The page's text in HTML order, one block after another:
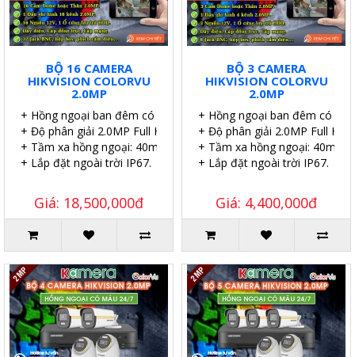
BỘ 16 CAMERA
HIKVISION COLORVU
2.0MP
+ Hồng ngoại ban đêm có màu.
+ Độ phân giải 2.0MP Full HD.
+ Tầm xa hồng ngoại: 40m.
+ Lắp đặt ngoài trời IP67.
Giá: 18,500,000đ
BỘ 3 CAMERA
HIKVISION COLORVU
2.0MP
+ Hồng ngoại ban đêm có
+ Độ phân giải 2.0MP Full HD.
+ Tầm xa hồng ngoại: 40m.
+ Lắp đặt ngoài trời IP67.
Giá: 4,400,000đ